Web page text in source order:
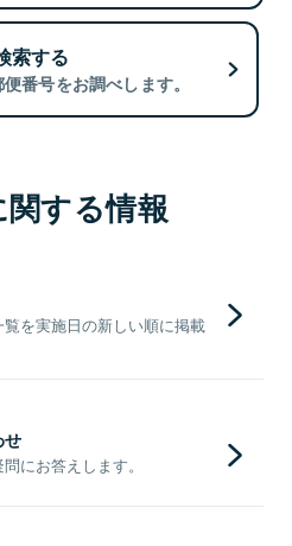
索する
番号をお調べします。
する情報
を実施日の新しい順に掲載
せ
にお答えします。